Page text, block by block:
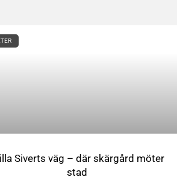
Siverts väg – där skärgård möter
stad